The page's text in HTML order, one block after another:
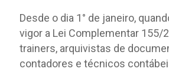
Desde o dia 1° de janeiro,
vigor a Lei Complementar 155/
trainers, arquivistas de
contadores e técnicos